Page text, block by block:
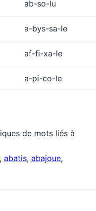
ab-so-lu
a-bys-sa-le
af-fi-xa-le
a-pi-co-le
de mots liés à
, abatis, abajoue,